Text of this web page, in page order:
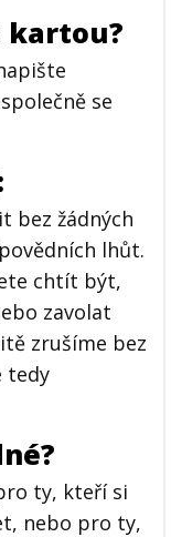
se
bez žádných
lhůt.
chtít být,
zavolat
zrušíme bez
tedy
ty, kteří si
nebo pro ty,